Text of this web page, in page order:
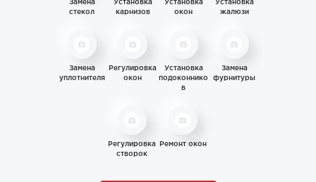
Замена
стекол
Установка
карнизов
Установка
окон
Установка
жалюзи
Замена
уплотнителя
Регулировка
окон
Установка
подоконнико
в
Замена
фурнитуры
Регулировка
створок
Ремонт окон